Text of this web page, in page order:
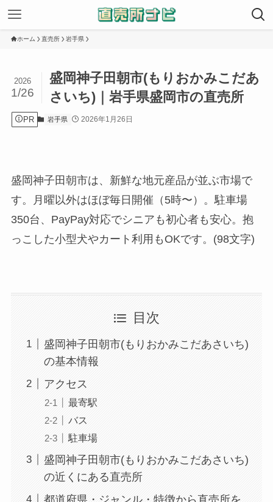
ホーム 直売所 岩手県
盛岡神子田朝市(もりおかみこだあ
さいち)｜岩手県盛岡市の直売所
2026
1/26
PR 岩手県 2026年1月26日
盛岡神子田朝市は、新鮮な地元産品が並ぶ市場で
す。月曜以外はほぼ毎日開催（5時〜）。駐車場
350台、PayPay対応でシニアも初心者も安心。抱
っこした小型犬やカート利用もOKです。(98文字)
目次
盛岡神子田朝市(もりおかみこだあさいち)
の基本情報
アクセス
最寄駅
バス
駐車場
盛岡神子田朝市(もりおかみこだあさいち)
の近くにある直売所
都道府県・ジャンル・特徴から直売所を